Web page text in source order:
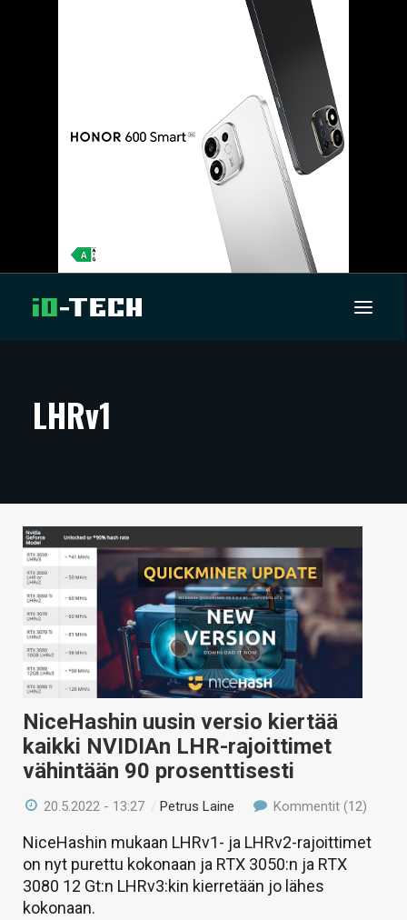
ARTIKKELIT
TECHBBS
TIETOA
HINTA.FI
KAUPPA
VAIHDA TEEMA
HAKU
LHRv1
NiceHashin uusin versio kiertää
kaikki NVIDIAn LHR-rajoittimet
vähintään 90 prosenttisesti
20.5.2022 - 13:27 /Petrus Laine Kommentit (12)
NiceHashin mukaan LHRv1- ja LHRv2-rajoittimet
on nyt purettu kokonaan ja RTX 3050:n ja RTX
3080 12 Gt:n LHRv3:kin kierretään jo lähes
kokonaan.